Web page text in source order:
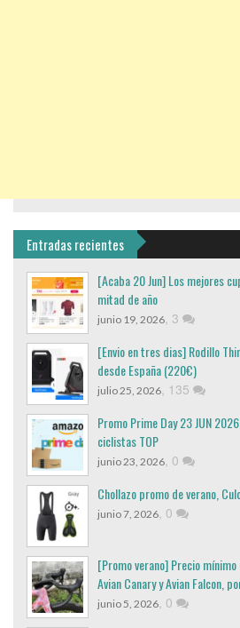
Entradas recientes
[Acaba 20 Jun] Los mejores
mitad de año
junio 19, 2026, 3
[Envio en tres dias] Rodillo
desde España (220€)
julio 25, 2026, 135
Promo Prime Day 23 JUN
ciclistas TOP
junio 23, 2026, 0
Chollazo promo de verano,
junio 7, 2026, 0
[Promo verano] Precio
Avian Canary y Avian Falcon,
junio 5, 2026, 0